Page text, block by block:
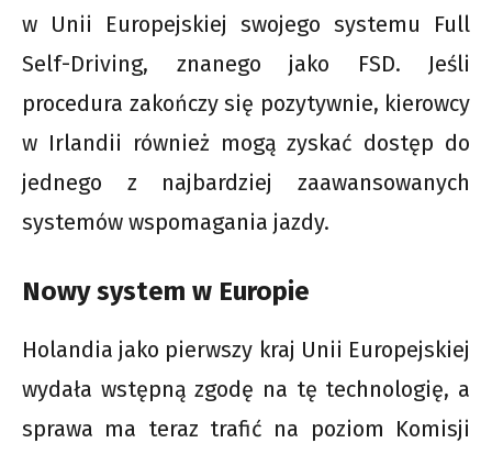
w Unii Europejskiej swojego systemu Full
Self-Driving, znanego jako FSD. Jeśli
procedura zakończy się pozytywnie, kierowcy
w Irlandii również mogą zyskać dostęp do
jednego z najbardziej zaawansowanych
systemów wspomagania jazdy.
Nowy system w Europie
Holandia jako pierwszy kraj Unii Europejskiej
wydała wstępną zgodę na tę technologię, a
sprawa ma teraz trafić na poziom Komisji